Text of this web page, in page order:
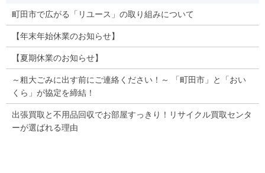
町田市で広がる「リユース」の取り組みについて
【年末年始休業のお知らせ】
【夏期休業のお知らせ】
～粗大ごみに出す前にご連絡ください！～ 「町田市」と「おい
くら」が協定を締結！
出張買取と不用品回収でお部屋すっきり！リサイクル買取センタ
ーが選ばれる理由